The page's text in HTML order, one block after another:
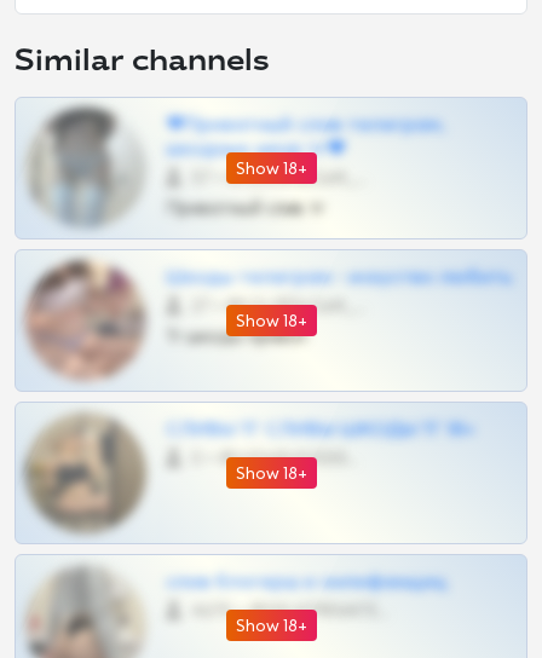
Similar channels
Show 18+
❤Приватный слив телеграм,
шкодных шкур тг❤
57 •
Приватный слив тг
Show 18+
Шкоды телеграм - искуство любить
Тг шкоды приват
Show 18+
СЛИВЫ ТГ СЛИВЫ ШКОДЫ ТГ 18+
Show 18+
слив блогерш и онлифанщиц
4675 •